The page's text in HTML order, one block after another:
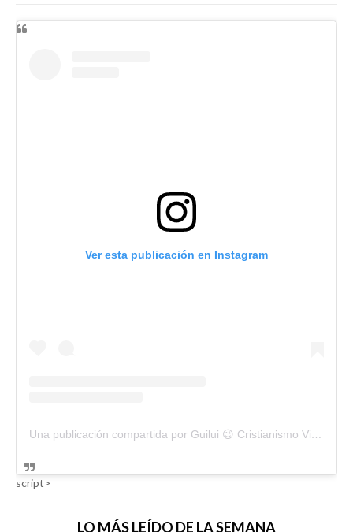
Ver esta publicación en Instagram
Una publicación compartida por Guilui 😉 Cristianismo Viral (@guiluiviral)
script>
LO MÁS LEÍDO DE LA SEMANA